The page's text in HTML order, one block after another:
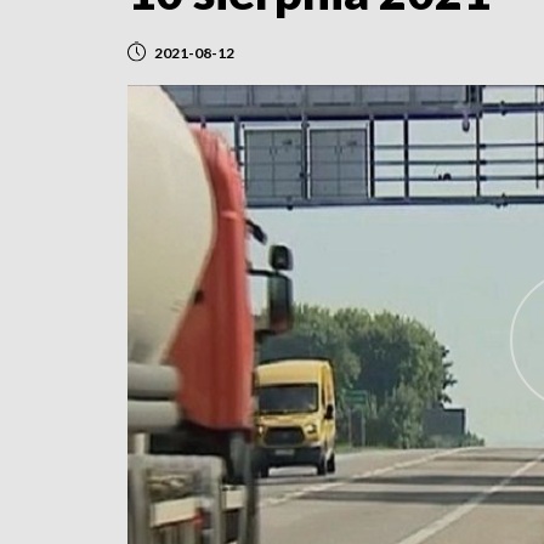
2021-08-12